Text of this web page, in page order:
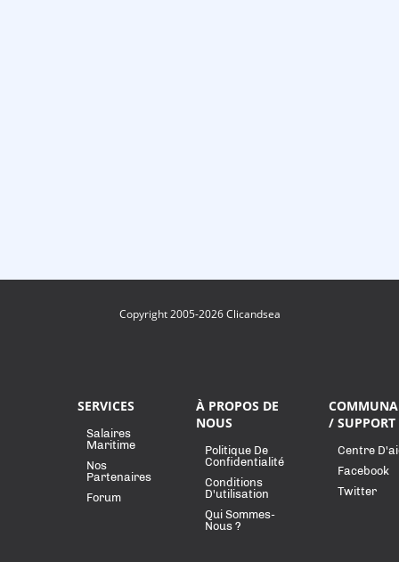
Copyright 2005-2026 Clicandsea
SERVICES
Salaires
Maritime
Nos
Partenaires
Forum
À PROPOS DE
NOUS
Politique De
Confidentialité
Conditions
D'utilisation
Qui Sommes-
Nous ?
/ SUPPORT
Centre
Facebook
Twitter